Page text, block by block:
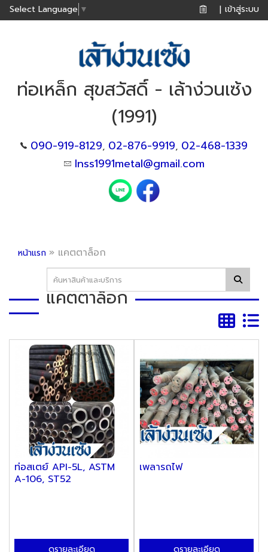
Select Language ▼ | เข้าสู่ระบบ
ท่อเหล็ก สุขสวัสดิ์ - เล้าง่วนเซ้ง
(1991)
090-919-8129, 02-876-9919, 02-468-1339
lnss1991metal@gmail.com
หน้าแรก » แคตตาล็อก
แคตตาล็อก
ท่อสเตย์ API-5L, ASTM
A-106, ST52
เพลารถไฟ